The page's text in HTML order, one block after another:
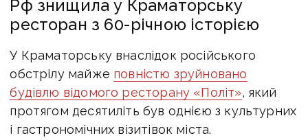
Рф знищила у Краматорську
ресторан з 60-річною історією
У Краматорську внаслідок російського
обстрілу майже повністю зруйновано
будівлю відомого ресторану «Політ», який
протягом десятиліть був однією з культурних
і гастрономічних візитівок міста.